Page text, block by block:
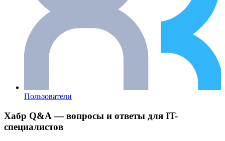
Пользователи
Хабр Q&A — вопросы и ответы для IT-
специалистов